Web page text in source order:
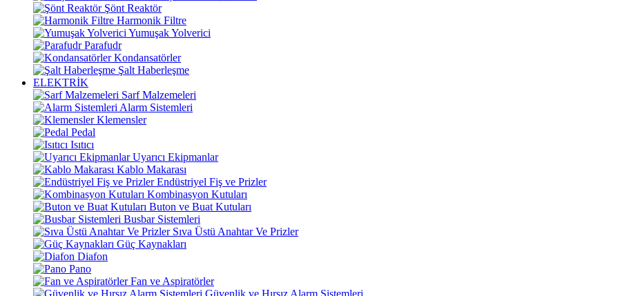
Şönt Reaktör
Harmonik Filtre
Yumuşak Yolverici
Parafudr
Kondansatörler
Şalt Haberleşme
ELEKTRİK
Sarf Malzemeleri
Alarm Sistemleri
Klemensler
Pedal
Isıtıcı
Uyarıcı Ekipmanlar
Kablo Makarası
Endüstriyel Fiş ve Prizler
Kombinasyon Kutuları
Buton ve Buat Kutuları
Busbar Sistemleri
Sıva Üstü Anahtar Ve Prizler
Güç Kaynakları
Diafon
Pano
Fan ve Aspiratörler
Güvenlik ve Hırsız Alarm Sistemleri